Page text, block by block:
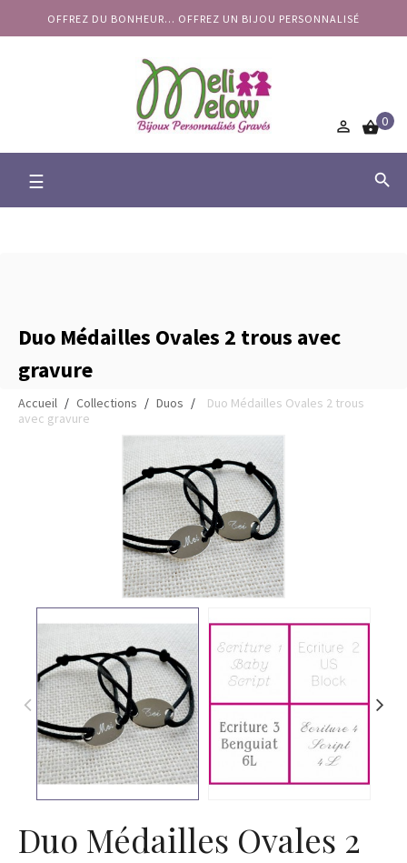
OFFREZ DU BONHEUR... OFFREZ UN BIJOU PERSONNALISÉ
 0
Basculer
☰ 
Duo Médailles Ovales 2 trous avec
gravure
Accueil Collections Duos
Duo Médailles Ovales 2 trous
avec gravure
Duo Médailles Ovales 2